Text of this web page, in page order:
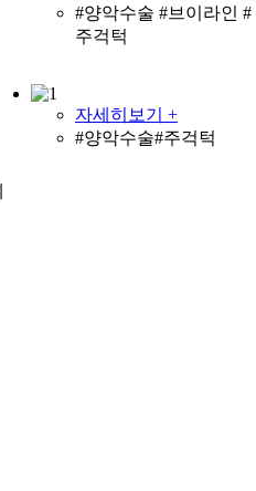
#양악수술 #브이라인 #
주걱턱
자세히보기 +
#양악수술#주걱턱